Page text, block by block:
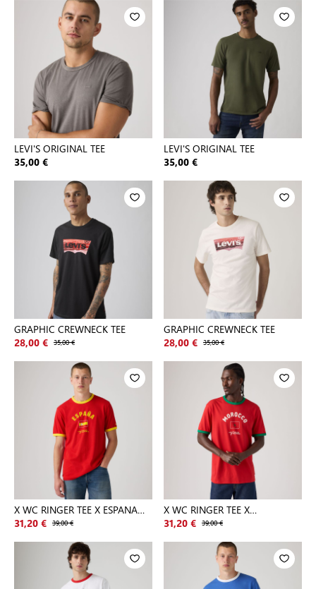
LEVI'S ORIGINAL TEE
35,00 €
LEVI'S ORIGINAL TEE
35,00 €
GRAPHIC CREWNECK TEE
28,00 € 35,00 €
GRAPHIC CREWNECK TEE
28,00 € 35,00 €
X WC RINGER TEE X ESPANA
RINGE
31,20 € 39,00 €
X WC RINGER TEE X
MOROCCO RING
31,20 € 39,00 €